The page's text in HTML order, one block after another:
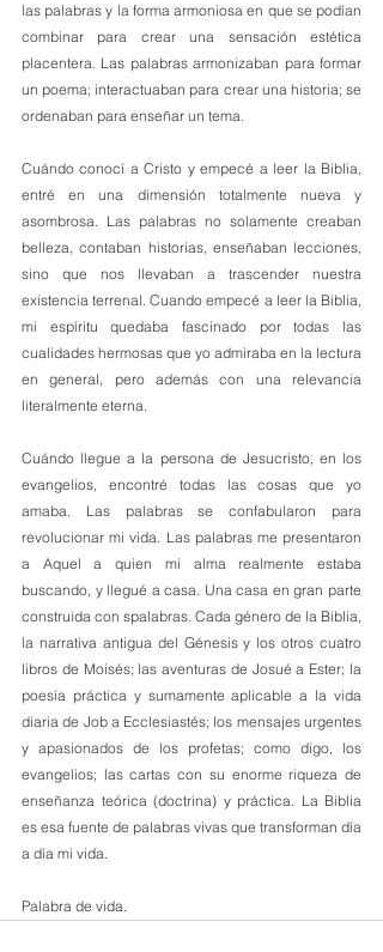
las palabras y la forma armoniosa en que se podían
combinar para crear una sensación estética
placentera. Las palabras armonizaban para formar
un poema; interactuaban para crear una historia; se
ordenaban para enseñar un tema.
Cuándo conocí a Cristo y empecé a leer la Biblia,
entré en una dimensión totalmente nueva y
asombrosa. Las palabras no solamente creaban
belleza, contaban historias, enseñaban lecciones,
sino que nos llevaban a trascender nuestra
existencia terrenal. Cuando empecé a leer la Biblia,
mi espíritu quedaba fascinado por todas las
cualidades hermosas que yo admiraba en la lectura
en general, pero además con una relevancia
literalmente eterna.
Cuándo llegue a la persona de Jesucristo, en los
evangelios, encontré todas las cosas que yo
amaba. Las palabras se confabularon para
revolucionar mi vida. Las palabras me presentaron
a Aquel a quien mi alma realmente estaba
buscando, y llegué a casa. Una casa en gran parte
construida con spalabras. Cada género de la Biblia,
la narrativa antigua del Génesis y los otros cuatro
libros de Moisés; las aventuras de Josué a Ester; la
poesía práctica y sumamente aplicable a la vida
diaria de Job a Ecclesiastés; los mensajes urgentes
y apasionados de los profetas; como digo, los
evangelios; las cartas con su enorme riqueza de
enseñanza teórica (doctrina) y práctica. La Biblia
es esa fuente de palabras vivas que transforman día
a día mi vida.
Palabra de vida.